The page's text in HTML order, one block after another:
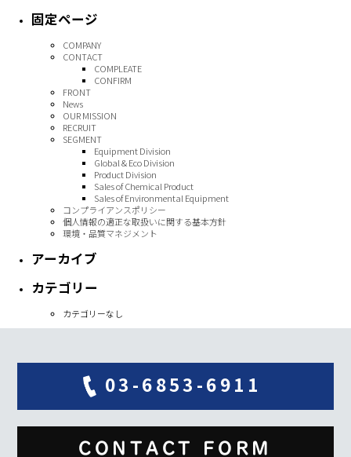
固定ページ
COMPANY
CONTACT
COMPLEATE
CONFIRM
FRONT
News
OUR MISSION
RECRUIT
SEGMENT
Equipment Division
Global & Eco Division
Product Division
Sales of Chemical Product
Sales of Environmental Equipment
コンプライアンスポリシー
個人情報の適正な取扱いに関する基本方針
環境・品質マネジメント
アーカイブ
カテゴリー
カテゴリーなし
03-6853-6911
CONTACT FORM